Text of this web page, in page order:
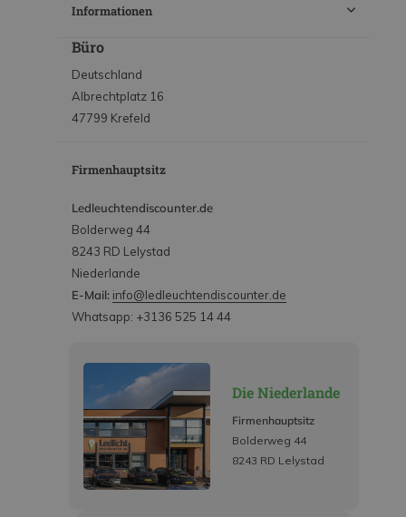
Informationen
Büro
Deutschland
Albrechtplatz 16
47799 Krefeld
Firmenhauptsitz
Ledleuchtendiscounter.de
Bolderweg 44
8243 RD Lelystad
Niederlande
E-Mail: info@ledleuchtendiscounter.de
Whatsapp: +3136 525 14 44
Die Niederlande
Firmenhauptsitz
Bolderweg 44
8243 RD Lelystad